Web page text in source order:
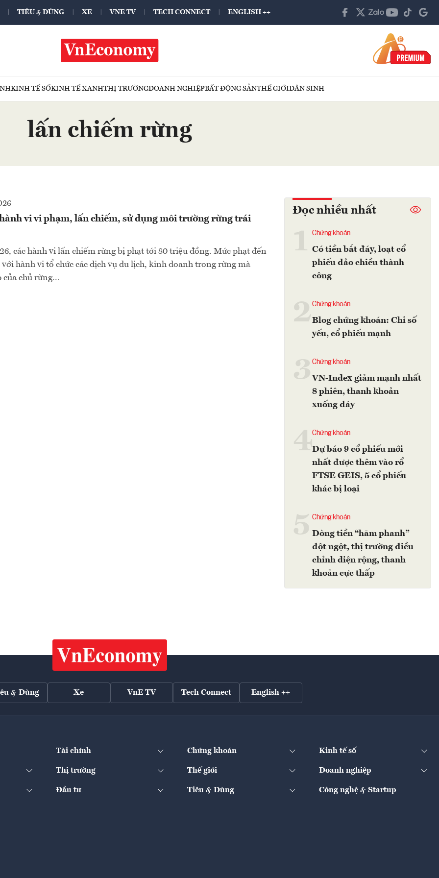
TIÊU & DÙNG XE VNE TV TECH CONNECT ENGLISH ++
KINH TẾ SỐKINH TẾ XANHTHỊ TRƯỜNGDOANH NGHIỆPBẤT ĐỘNG SẢNTHẾ GIỚIDÂN SINH
lấn chiếm rừng
vi vi phạm, lấn chiếm, sử dụng môi trường rừng trái
các hành vi lấn chiếm rừng bị phạt tới 80 triệu đồng. Mức phạt đến
hành vi tổ chức các dịch vụ du lịch, kinh doanh trong rừng mà
của chủ rừng...
Đọc nhiều nhất
Chứng khoán
Có tiền bắt đáy, loạt cổ
phiếu đảo chiều thành
công
2Chứng khoán
Blog chứng khoán: Chỉ số
yếu, cổ phiếu mạnh
Chứng khoán
VN-Index giảm mạnh nhất
8 phiên, thanh khoản
xuống đáy
4Chứng khoán
Dự báo 9 cổ phiếu mới
nhất được thêm vào rổ
FTSE GEIS, 5 cổ phiếu
khác bị loại
Chứng khoán
Dòng tiền “hãm phanh”
đột ngột, thị trường điều
chỉnh diện rộng, thanh
khoản cực thấp
& Dùng Xe VnE TV Tech Connect English ++
Tài chính Chứng khoán Kinh tế số
Thị trường Thế giới Doanh nghiệp
Đầu tư Tiêu & Dùng Công nghệ & Startup